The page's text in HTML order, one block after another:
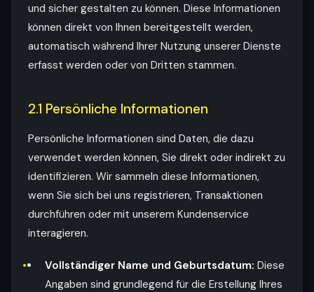
und sicher gestalten zu können. Diese Informationen
können direkt von Ihnen bereitgestellt werden,
automatisch während Ihrer Nutzung unserer Dienste
erfasst werden oder von Dritten stammen.
2.1 Persönliche Informationen
Persönliche Informationen sind Daten, die dazu
verwendet werden können, Sie direkt oder indirekt zu
identifizieren. Wir sammeln diese Informationen,
wenn Sie sich bei uns registrieren, Transaktionen
durchführen oder mit unserem Kundenservice
interagieren.
Vollständiger Name und Geburtsdatum: Diese
Angaben sind grundlegend für die Erstellung Ihres